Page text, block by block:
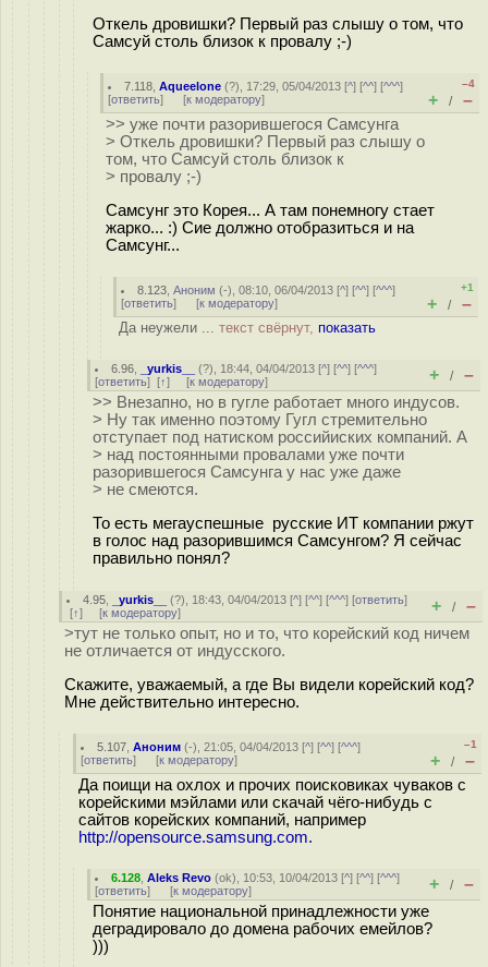
Откель дровишки? Первый раз слышу о том, что
Самсуй столь близок к провалу ;-)
7.118 ,Aqueelone (?), 17:29, 05/04/2013 [^] [^^] [^^^]
[ответить] [к модератору]
–4
+ / –
>> уже почти разорившегося Самсунга
> Откель дровишки? Первый раз слышу о
том, что Самсуй столь близок к
> провалу ;-)
Самсунг это Корея... А там понемногу стает
жарко... :) Сие должно отобразиться и на
Самсунг...
8.123 ,Аноним (-), 08:10, 06/04/2013 [^] [^^] [^^^]
[ответить] [к модератору]
+1
+ / –
Да неужели ... текст свёрнут, показать
6.96 _yurkis__ (?), 18:44, 04/04/2013 [^] [^^] [^^^]
[ответить] [↑] [к модератору] + / –
>> Внезапно, но в гугле работает много индусов.
> Ну так именно поэтому Гугл стремительно
отступает под натиском российиских компаний. А
> над постоянными провалами уже почти
разорившегося Самсунга у нас уже даже
> не смеются.
То есть мегауспешные русские ИТ компании ржут
в голос над разорившимся Самсунгом? Я сейчас
правильно понял?
4.95 _yurkis__ (?), 18:43, 04/04/2013 [^] [^^] [^^^] [ответить]
[↑] [к модератору] + / –
>тут не только опыт, но и то, что корейский код ничем
не отличается от индусского.
Скажите, уважаемый, а где Вы видели корейский код?
Мне действительно интересно.
5.107 ,Аноним (-), 21:05, 04/04/2013 [^] [^^] [^^^]
[ответить] [к модератору]
–1
+ / –
Да поищи на охлох и прочих поисковиках чуваков с
корейскими мэйлами или скачай чёго-нибудь с
сайтов корейских компаний, например
http://opensource.samsung.com.
6.128 ,Aleks Revo (ok), 10:53, 10/04/2013 [^] [^^] [^^^]
[ответить] [к модератору] + / –
Понятие национальной принадлежности уже
деградировало до домена рабочих емейлов?
)))